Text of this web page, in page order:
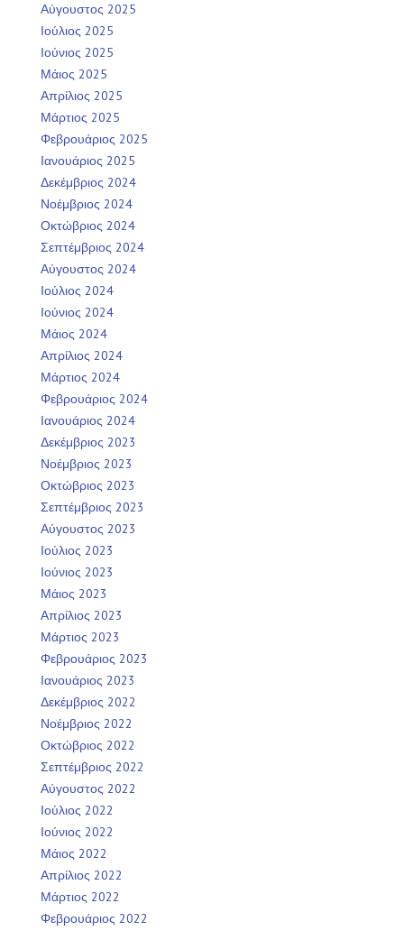
Αύγουστος 2025
Ιούλιος 2025
Ιούνιος 2025
Μάιος 2025
Απρίλιος 2025
Μάρτιος 2025
Φεβρουάριος 2025
Ιανουάριος 2025
Δεκέμβριος 2024
Νοέμβριος 2024
Οκτώβριος 2024
Σεπτέμβριος 2024
Αύγουστος 2024
Ιούλιος 2024
Ιούνιος 2024
Μάιος 2024
Απρίλιος 2024
Μάρτιος 2024
Φεβρουάριος 2024
Ιανουάριος 2024
Δεκέμβριος 2023
Νοέμβριος 2023
Οκτώβριος 2023
Σεπτέμβριος 2023
Αύγουστος 2023
Ιούλιος 2023
Ιούνιος 2023
Μάιος 2023
Απρίλιος 2023
Μάρτιος 2023
Φεβρουάριος 2023
Ιανουάριος 2023
Δεκέμβριος 2022
Νοέμβριος 2022
Οκτώβριος 2022
Σεπτέμβριος 2022
Αύγουστος 2022
Ιούλιος 2022
Ιούνιος 2022
Μάιος 2022
Απρίλιος 2022
Μάρτιος 2022
Φεβρουάριος 2022